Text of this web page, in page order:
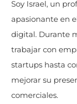
Soy Israel, un
apasionante en
digital. Durante
trabajar con
startups hasta
mejorar su
comerciales.